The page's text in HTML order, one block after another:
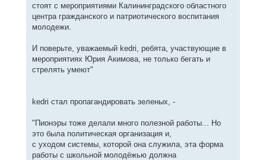
стоят с мероприятиями Калининградского областного
центра гражданского и патриотического воспитания
молодежи.
И поверьте, уважаемый kedri, ребята, участвующие в
мероприятиях Юрия Акимова, не только бегать и
стрелять умеют"
kedri стал пропагандировать зеленых, -
"Пионэры тоже делали много полезной работы... Но
это была политическая организация и,
с уходом системы, которой она служила, эта форма
работы с школьной молодёжью должна